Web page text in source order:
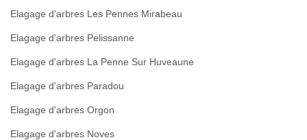
Elagage d'arbres Les Pennes Mirabeau
Elagage d'arbres Pelissanne
Elagage d'arbres La Penne Sur Huveaune
Elagage d'arbres Paradou
Elagage d'arbres Orgon
Elagage d'arbres Noves